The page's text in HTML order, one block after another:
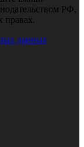
РФ,
правах.
данных